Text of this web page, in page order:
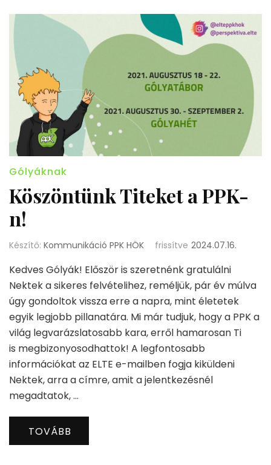
Gólyáknak
Köszöntünk Titeket a PPK-
n!
Készítő: Kommunikáció PPK HÖK frissítve 2024.07.16.
Kedves Gólyák! Először is szeretnénk gratulálni
Nektek a sikeres felvételihez, reméljük, pár év múlva
úgy gondoltok vissza erre a napra, mint életetek
egyik legjobb pillanatára. Mi már tudjuk, hogy a PPK a
világ legvarázslatosabb kara, erről hamarosan Ti
is megbizonyosodhattok! A legfontosabb
információkat az ELTE e-mailben fogja kiküldeni
Nektek, arra a címre, amit a jelentkezésnél
megadtatok, …
TOVÁBB